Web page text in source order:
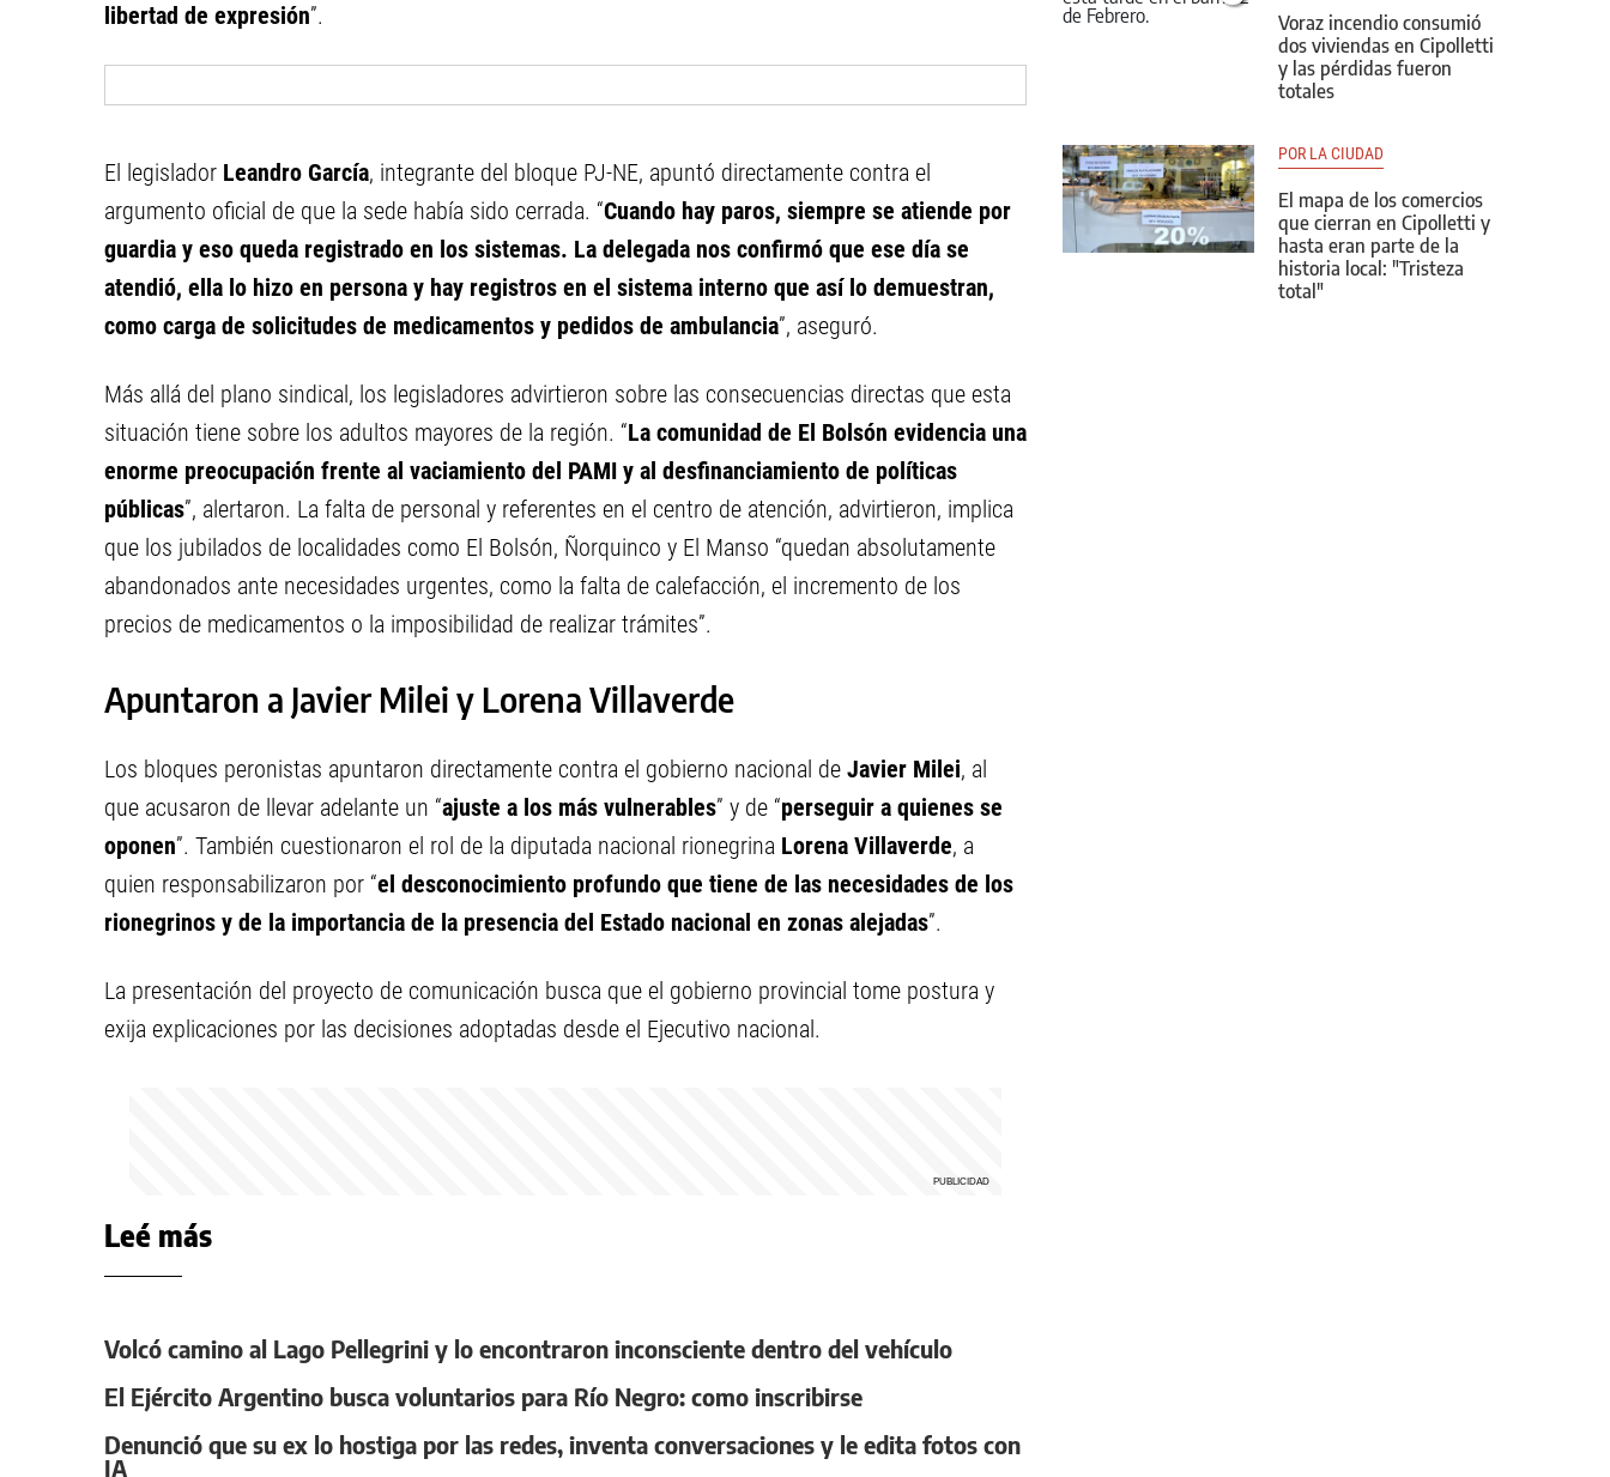
libertad de expresión”.
El legislador Leandro García, integrante del bloque PJ-NE, apuntó directamente contra el
argumento oficial de que la sede había sido cerrada. “Cuando hay paros, siempre se atiende por
guardia y eso queda registrado en los sistemas. La delegada nos confirmó que ese día se
atendió, ella lo hizo en persona y hay registros en el sistema interno que así lo demuestran,
como carga de solicitudes de medicamentos y pedidos de ambulancia”, aseguró.
Más allá del plano sindical, los legisladores advirtieron sobre las consecuencias directas que esta
situación tiene sobre los adultos mayores de la región. “La comunidad de El Bolsón evidencia una
enorme preocupación frente al vaciamiento del PAMI y al desfinanciamiento de políticas
públicas”, alertaron. La falta de personal y referentes en el centro de atención, advirtieron, implica
que los jubilados de localidades como El Bolsón, Ñorquinco y El Manso “quedan absolutamente
abandonados ante necesidades urgentes, como la falta de calefacción, el incremento de los
precios de medicamentos o la imposibilidad de realizar trámites”.
Apuntaron a Javier Milei y Lorena Villaverde
Los bloques peronistas apuntaron directamente contra el gobierno nacional de Javier Milei, al
que acusaron de llevar adelante un “ajuste a los más vulnerables” y de “perseguir a quienes se
oponen”. También cuestionaron el rol de la diputada nacional rionegrina Lorena Villaverde, a
quien responsabilizaron por “el desconocimiento profundo que tiene de las necesidades de los
rionegrinos y de la importancia de la presencia del Estado nacional en zonas alejadas”.
La presentación del proyecto de comunicación busca que el gobierno provincial tome postura y
exija explicaciones por las decisiones adoptadas desde el Ejecutivo nacional.
Leé más
Volcó camino al Lago Pellegrini y lo encontraron inconsciente dentro del vehículo
El Ejército Argentino busca voluntarios para Río Negro: como inscribirse
Denunció que su ex lo hostiga por las redes, inventa conversaciones y le edita fotos con
IA
Voraz incendio consumió
dos viviendas en Cipolletti
y las pérdidas fueron
totales
POR LA CIUDAD
El mapa de los comercios
que cierran en Cipolletti y
hasta eran parte de la
historia local: "Tristeza
total"